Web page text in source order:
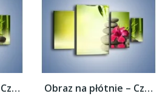
Obraz na płótnie – Czerwony sen o kwiatach... Obraz na płótnie – Czerwony sen o kwiatach...